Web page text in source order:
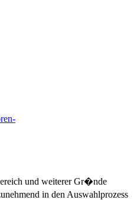
und weiterer Gr�nde
in den Auswahlprozess